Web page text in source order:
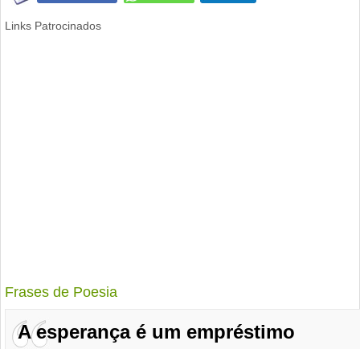
Links Patrocinados
Frases de Poesia
A esperança é um empréstimo